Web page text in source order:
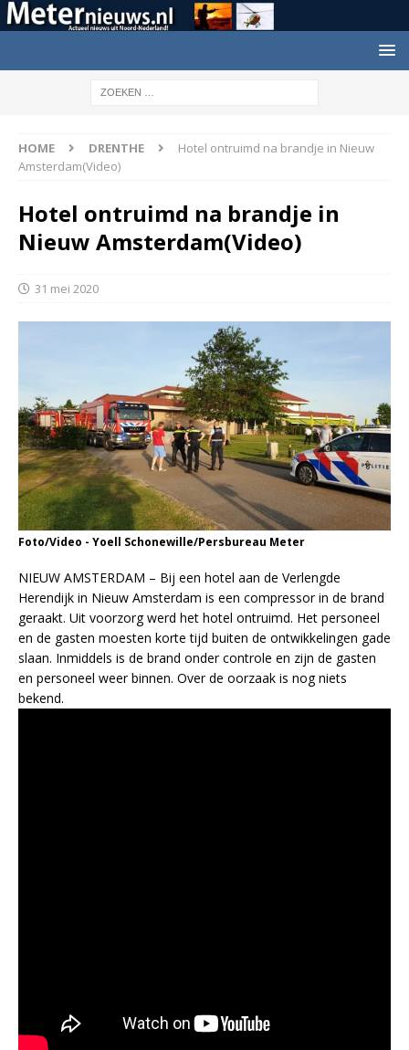
HOME DRENTHE
Hotel ontruimd na brandje in Nieuw
Amsterdam(Video)
Hotel ontruimd na brandje in
Nieuw Amsterdam(Video)
31 mei 2020
Foto/Video - Yoell Schonewille/Persbureau Meter
NIEUW AMSTERDAM – Bij een hotel aan de Verlengde
Herendijk in Nieuw Amsterdam is een compressor in de brand
geraakt. Uit voorzorg werd het hotel ontruimd. Het personeel
en de gasten moesten korte tijd buiten de ontwikkelingen gade
slaan. Inmiddels is de brand onder controle en zijn de gasten
en personeel weer binnen. Over de oorzaak is nog niets
bekend.